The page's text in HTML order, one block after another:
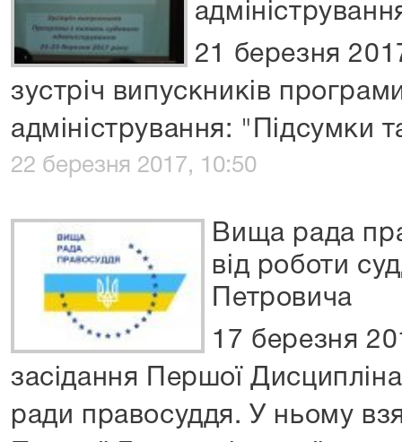
21 березня
зустріч випускників
адміністрування: "Підсумки
22 березня 2017, 10:50
Вища рада
від роботи
Петровича
17 березня
засідання Першої
ради правосуддя. У ньому